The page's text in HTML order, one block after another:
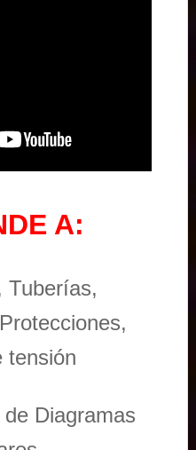
A:
Tuberías,
tensión
Diagramas